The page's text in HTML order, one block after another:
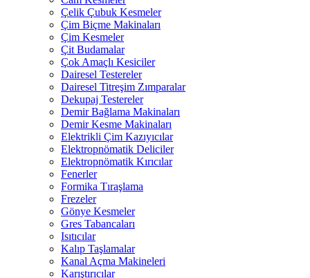
Çelik Çubuk Kesmeler
Çim Biçme Makinaları
Çim Kesmeler
Çit Budamalar
Çok Amaçlı Kesiciler
Dairesel Testereler
Dairesel Titreşim Zımparalar
Dekupaj Testereler
Demir Bağlama Makinaları
Demir Kesme Makinaları
Elektrikli Çim Kazıyıcılar
Elektropnömatik Deliciler
Elektropnömatik Kırıcılar
Fenerler
Formika Tıraşlama
Frezeler
Gönye Kesmeler
Gres Tabancaları
Isıtıcılar
Kalıp Taşlamalar
Kanal Açma Makineleri
Karıştırıcılar